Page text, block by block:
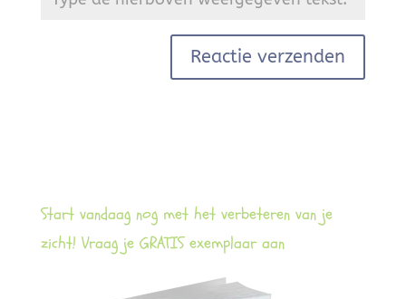
Start vandaag nog met het verbeteren van je
zicht! Vraag je GRATIS exemplaar aan